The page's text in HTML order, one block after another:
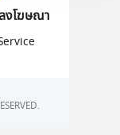
งโฆษณา